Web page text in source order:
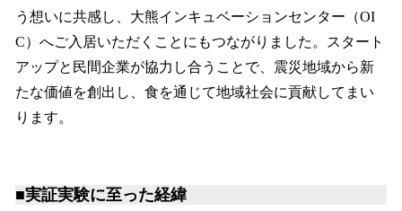
う想いに共感し、大熊インキュベーションセンター（OI
C）へご入居いただくことにもつながりました。スタート
アップと民間企業が協力し合うことで、震災地域から新
たな価値を創出し、食を通じて地域社会に貢献してまい
ります。
■実証実験に至った経緯